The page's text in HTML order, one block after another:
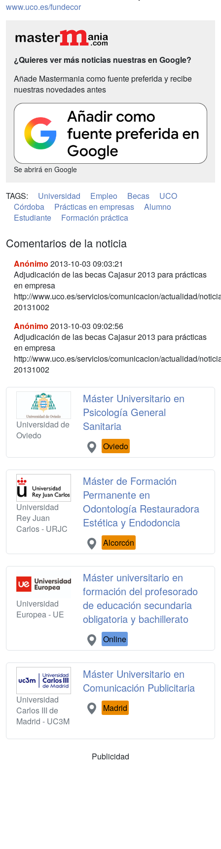
www.uco.es/fundecor
¿Quieres ver más noticias nuestras en Google?
Añade Mastermania como fuente preferida y recibe
nuestras novedades antes
Se abrirá en Google
TAGS: Universidad Empleo Becas
UCO
Córdoba
Prácticas en empresas
Alumno
Estudiante
Formación práctica
Comentarios de la noticia
Anónimo 2013-10-03 09:03:21
Adjudicación de las becas Cajasur 2013 para prácticas
en empresa
http://www.uco.es/servicios/comunicacion/actualidad/
20131002
Anónimo 2013-10-03 09:02:56
Adjudicación de las becas Cajasur 2013 para prácticas
en empresa
http://www.uco.es/servicios/comunicacion/actualidad/
20131002
Universidad de
Oviedo
Máster Universitario en
Psicología General
Sanitaria
Oviedo
Universidad
Rey Juan
Carlos - URJC
Máster de Formación
Permanente en
Odontología Restauradora
Estética y Endodoncia
Alcorcón
Universidad
Europea - UE
Máster universitario en
formación del profesorado
de educación secundaria
obligatoria y bachillerato
Online
Universidad
Carlos III de
Madrid - UC3M
Máster Universitario en
Comunicación Publicitaria
Madrid
Publicidad